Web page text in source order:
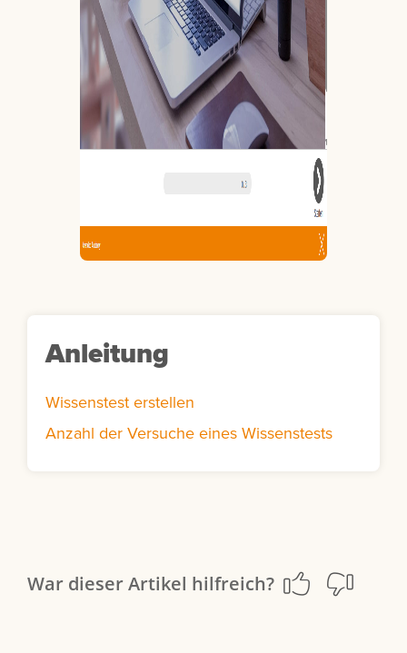
Anleitung
Wissenstest erstellen
Anzahl der Versuche eines Wissenstests
War dieser Artikel hilfreich?